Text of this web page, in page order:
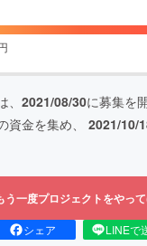
2021/08/30に募集を
資金を集め、 2021/10/
う一度プロジェクトをやっ
シェア LINEで